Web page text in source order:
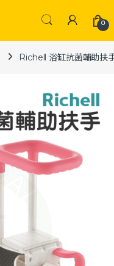
0
Richell 浴缸抗菌輔助扶